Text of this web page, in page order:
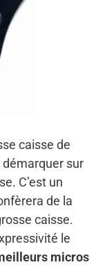
caisse de
sur
C’est un
de la
caisse.
le
micros